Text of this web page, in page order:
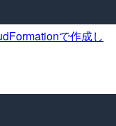
で作成し